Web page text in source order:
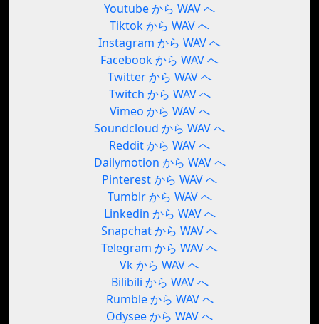
Youtube から WAV へ
Tiktok から WAV へ
Instagram から WAV へ
Facebook から WAV へ
Twitter から WAV へ
Twitch から WAV へ
Vimeo から WAV へ
Soundcloud から WAV へ
Reddit から WAV へ
Dailymotion から WAV へ
Pinterest から WAV へ
Tumblr から WAV へ
Linkedin から WAV へ
Snapchat から WAV へ
Telegram から WAV へ
Vk から WAV へ
Bilibili から WAV へ
Rumble から WAV へ
Odysee から WAV へ